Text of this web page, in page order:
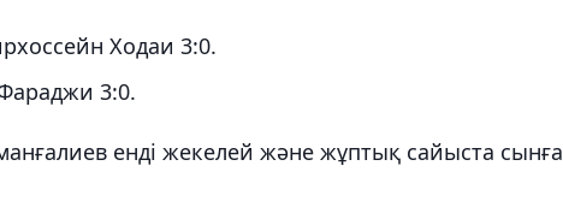
Ходаи 3:0.
3:0.
енді жекелей және жұптық сайыста сынға